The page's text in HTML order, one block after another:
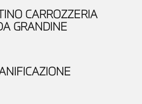
CARROZZERIA
GRANDINE